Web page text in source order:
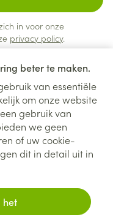
beter te maken.
van essentiële
om onze website
gebruik van
we geen
of uw cookie-
dit in detail uit in
het
in voor onze
privacy policy.